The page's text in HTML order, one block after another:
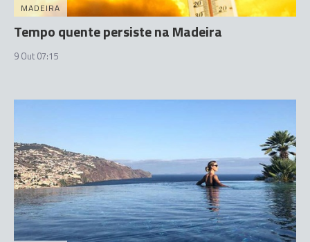
MADEIRA
Tempo quente persiste na Madeira
9 Out 07:15